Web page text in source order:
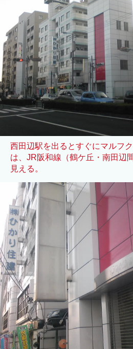
西田辺駅を出るとすぐにマルフ
は、JR阪和線（鶴ケ丘・南田辺
見える。